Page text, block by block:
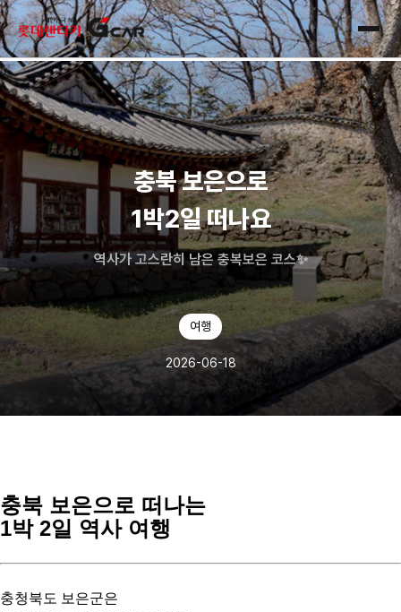
skip navigation
전체
충북 보은으로
1박2일 떠나요
역사가 고스란히 남은 충복보은 코스✨
여행
2026-06-18
충북 보은으로 떠나는
1박 2일 역사 여행
충청북도 보은군은